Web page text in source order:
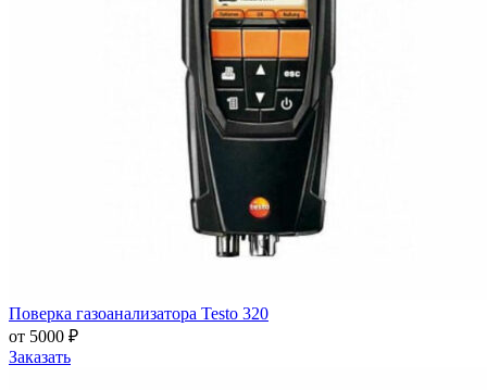
Поверка газоанализатора Testo 320
от 5000 ₽
Заказать